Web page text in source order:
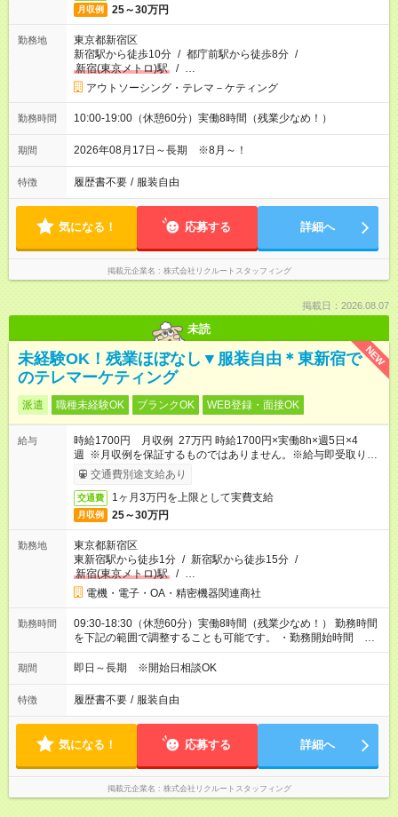
月収例 25～30万円
勤務地
東京都新宿区
新宿駅から徒歩10分 / 都庁前駅から徒歩8分 /
新宿(東京メトロ)駅
/ …
アウトソーシング・テレマ－ケティング
勤務時間 10:00-19:00（休憩60分）実働8時間（残業少なめ！）
期間 2026年08月17日～長期 ※8月～！
特徴 履歴書不要 / 服装自由
気になる！ 応募する 詳細へ
掲載元企業名 株式会社リクルートスタッフィング
掲載日：2026.08.07
未読
NEW
未経験OK！残業ほぼなし▼服装自由＊東新宿で
のテレマーケティング
派遣 職種未経験OK ブランクOK WEB登録・面接OK
給与
時給1700円 月収例 27万円 時給1700円×実働8h×週5日×4
週 ※月収例を保証するものではありません。※給与即受取りサ
ービス利用可（利用条件有）
交通費別途支給あり
交通費 1ヶ月3万円を上限として実費支給
月収例 25～30万円
勤務地
東京都新宿区
東新宿駅から徒歩1分 / 新宿駅から徒歩15分 /
新宿(東京メトロ)駅
/ …
電機・電子・OA・精密機器関連商社
勤務時間
09:30-18:30（休憩60分）実働8時間（残業少なめ！） 勤務時間
を下記の範囲で調整することも可能です。 ・勤務開始時間
09:00～10:00 ・勤務終了時間 18:00～19:00
期間 即日～長期 ※開始日相談OK
特徴 履歴書不要 / 服装自由
気になる！ 応募する 詳細へ
掲載元企業名 株式会社リクルートスタッフィング